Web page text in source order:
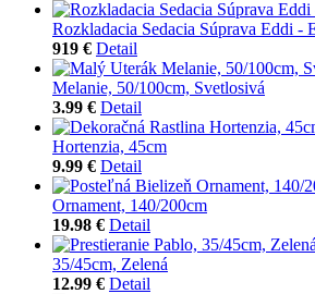
Rozkladacia Sedacia Súprava Eddi -
919 € Detail
Melanie, 50/100cm, Svetlosivá
3.99 € Detail
Hortenzia, 45cm
9.99 € Detail
Ornament, 140/200cm
19.98 € Detail
35/45cm, Zelená
12.99 € Detail